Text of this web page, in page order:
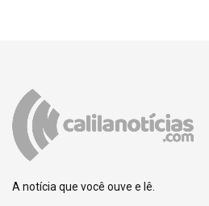
A notícia que você ouve e lê.